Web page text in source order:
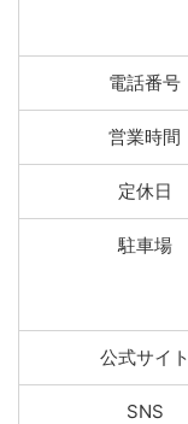
電話番号
営業時間
定休日
駐車場
公式サイト
SNS